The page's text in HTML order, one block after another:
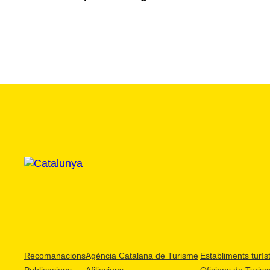
RecomanacionsAgència Catalana de Turisme Establiments